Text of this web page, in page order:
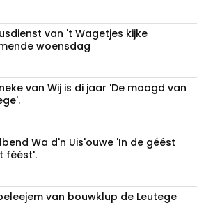
van 't Wagetjes kijke
woensdag
van Wij is di jaar 'De maagd van
Wa d'n Uis'ouwe 'In de géést
féést'.
van bouwklup de Leutege